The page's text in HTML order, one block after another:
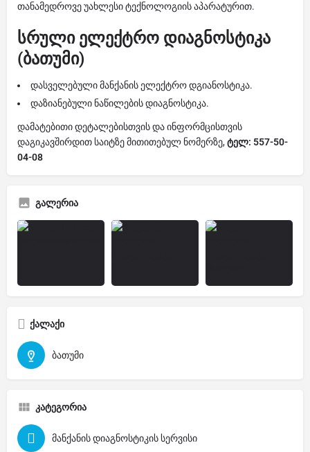
თანამედროვე უახლესი ტექნოლოგიის აპარატურით.
სრული ელექტრო დიაგნოსტიკა
(ბათუმი)
დასველებული მანქანის ელექტრო დგიანოსტიკა.
დაზიანებული ნაწილების დიაგნოსტიკა.
დამატებითი დეტალებისთვის და ინფორმცისთვის
დაგიკავშირდით საიტზე მითითებულ ნომერზე,ტელ: 557-50-
04-08
გალერია
ქალაქი
ბათუმი
კატეგორია
მანქანის დიაგნოსტიკის სერვისი